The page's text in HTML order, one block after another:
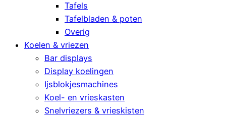
Tafels
Tafelbladen & poten
Overig
Koelen & vriezen
Bar displays
Display koelingen
Ijsblokjesmachines
Koel- en vrieskasten
Snelvriezers & vrieskisten